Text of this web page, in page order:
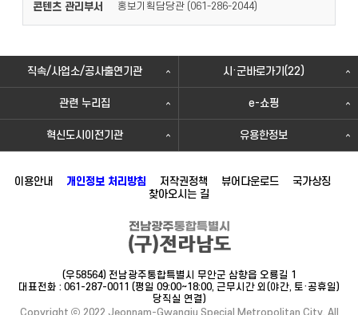
콘텐츠 관리부서 홍보기획담당관 (061-286-2044)
직속/사업소/공사출연기관 시·군바로가기(22)
관련 누리집 e-쇼핑
혁신도시이전기관 유용한정보
이용안내 개인정보 처리방침 저작권정책 뷰어다운로드
국가상징
찾아오시는 길
(우58564) 전남광주통합특별시 무안군 삼향읍 오룡길 1
대표전화 : 061-287-0011 (평일 09:00~18:00, 근무시간 외(야간, 토·공휴일)
당직실 연결)
Copyright ⓒ 2022 Jeonnam-Gwangju Special Metropolitan City. All